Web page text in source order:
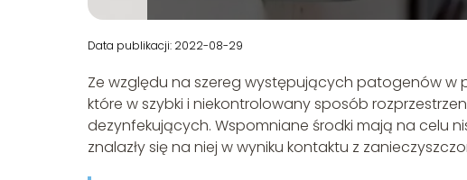
Data publikacji: 2022-08-29
Ze względu na szereg występujących patogenów w
które w szybki i niekontrolowany sposób
dezynfekujących. Wspomniane środki mają na celu
znalazły się na niej w wyniku kontaktu z